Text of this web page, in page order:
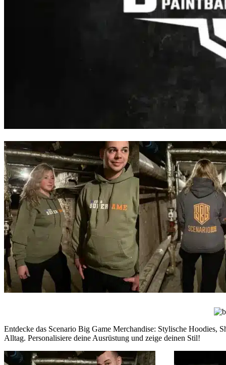
Entdecke das Scenario Big Game Merchandise: Stylische Hoodies,
Alltag. Personalisiere deine Ausrüstung und zeige deinen Stil!